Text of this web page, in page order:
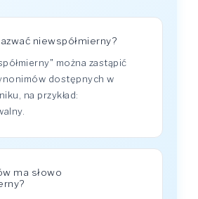
niewspółmierny?
można zastąpić
dostępnych w
na przykład:
ma słowo